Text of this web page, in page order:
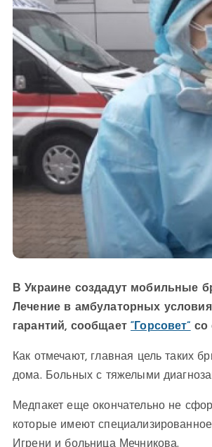
В Украине создадут мобильные
Лечение в амбулаторных
гарантий, сообщает“Горсовет” со
Как отмечают, главная цель таких
дома. Больных с тяжелыми
Медпакет еще окончательно не
которые имеют
Игрени и больница Мечникова.